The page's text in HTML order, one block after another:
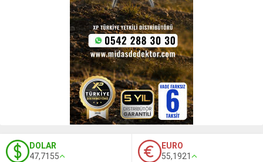
DOLAR
47,7155
EURO
55,1921